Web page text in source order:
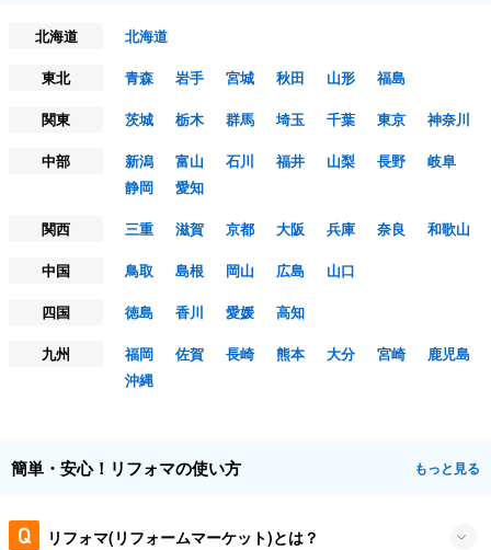
北海道
北海道
東北
青森 岩手 宮城 秋田 山形
福島
関東
茨城 栃木 群馬 埼玉 千葉 東京
神奈川
中部
新潟 富山 石川 福井 山梨 長野
岐阜
静岡
愛知
関西
三重 滋賀 京都 大阪 兵庫 奈良
和歌山
中国
鳥取 島根 岡山 広島
山口
四国
徳島 香川 愛媛
高知
九州
福岡 佐賀 長崎 熊本 大分 宮崎
鹿児島
沖縄
簡単・安心！リフォマの使い方 もっと見る
リフォマ(リフォームマーケット)とは？